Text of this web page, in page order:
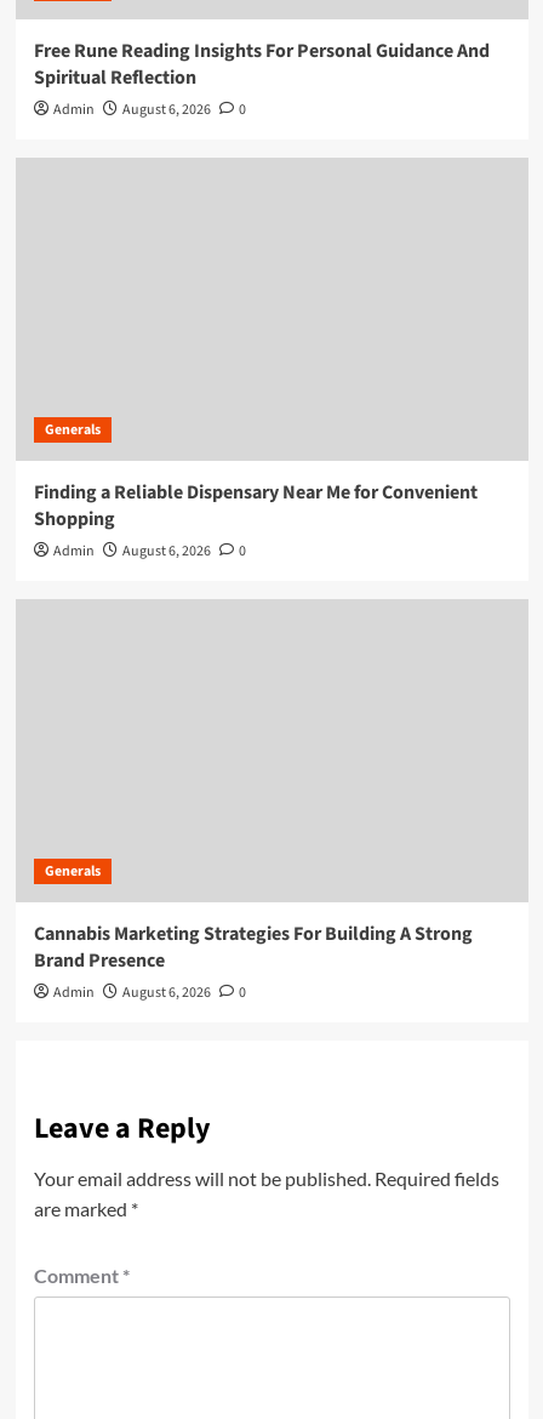
Free Rune Reading Insights For Personal Guidance And
Spiritual Reflection
Admin August 6, 2026 0
Generals
Finding a Reliable Dispensary Near Me for Convenient
Shopping
Admin August 6, 2026 0
Generals
Cannabis Marketing Strategies For Building A Strong
Brand Presence
Admin August 6, 2026 0
Leave a Reply
Your email address will not be published. Required fields
are marked *
Comment *